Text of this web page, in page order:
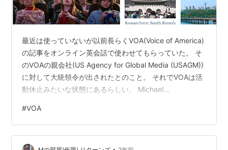
最近は使っていないが以前長らくVOA(Voice of America)
の記事をオンライン英会話で使わせてもらっていた。 そ
のVOAの親会社(US Agency for Global Media (USAGM))
に対して大統領令が出されたとのこと。 それでVOAは活
動休止みたいな状態にあるらしい。 Michael
post on Saturday that he was placed on leave, along
with “virtually the entire staff” of 1…
#VOA